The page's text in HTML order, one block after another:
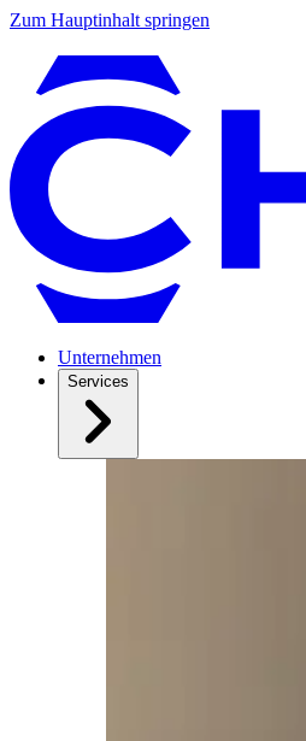
Zum Hauptinhalt springen
Unternehmen
Services